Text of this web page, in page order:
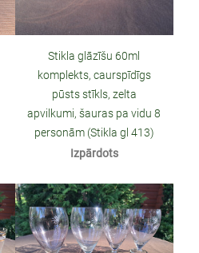
Stikla glāzīšu 60ml
komplekts, caurspīdīgs
pūsts stīkls, zelta
apvilkumi, šauras pa vidu 8
personām (Stikla gl 413)
Izpārdots